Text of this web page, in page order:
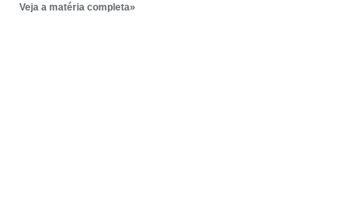
Veja a matéria completa»